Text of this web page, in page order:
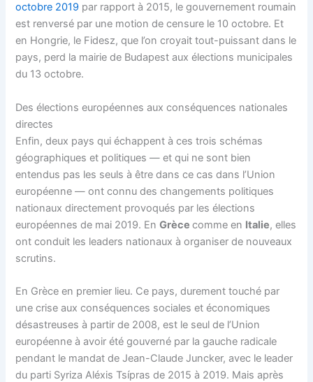
octobre 2019 par rapport à 2015, le gouvernement roumain
est renversé par une motion de censure le 10 octobre. Et
en Hongrie, le Fidesz, que l’on croyait tout-puissant dans le
pays, perd la mairie de Budapest aux élections municipales
du 13 octobre.
Des élections européennes aux conséquences nationales
directes
Enfin, deux pays qui échappent à ces trois schémas
géographiques et politiques — et qui ne sont bien
entendus pas les seuls à être dans ce cas dans l’Union
européenne — ont connu des changements politiques
nationaux directement provoqués par les élections
européennes de mai 2019. EnGrècecomme en Italie, elles
ont conduit les leaders nationaux à organiser de nouveaux
scrutins.
En Grèce en premier lieu. Ce pays, durement touché par
une crise aux conséquences sociales et économiques
désastreuses à partir de 2008, est le seul de l’Union
européenne à avoir été gouverné par la gauche radicale
pendant le mandat de Jean-Claude Juncker, avec le leader
du parti Syriza Aléxis Tsípras de 2015 à 2019. Mais après